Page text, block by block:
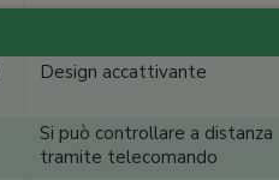
Design accattivante
Si può controllare a distanza
tramite telecomando